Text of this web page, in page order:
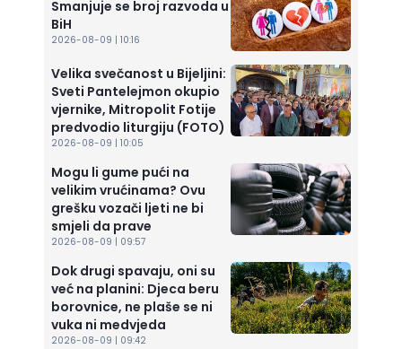
Smanjuje se broj razvoda u
BiH
2026-08-09 | 10:16
Velika svečanost u Bijeljini:
Sveti Pantelejmon okupio
vjernike, Mitropolit Fotije
predvodio liturgiju (FOTO)
2026-08-09 | 10:05
Mogu li gume pući na
velikim vrućinama? Ovu
grešku vozači ljeti ne bi
smjeli da prave
2026-08-09 | 09:57
Dok drugi spavaju, oni su
već na planini: Djeca beru
borovnice, ne plaše se ni
vuka ni medvjeda
2026-08-09 | 09:42